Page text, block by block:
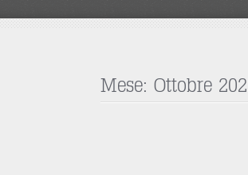
Mese: Ottobre